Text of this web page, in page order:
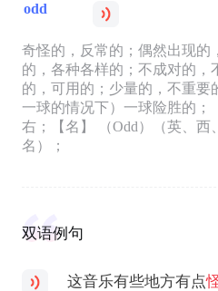
odd
奇怪的，反常的；偶然出现的
的，各种各样的；不成对的，
的，可用的；少量的，不重要
一球的情况下）一球险胜的；
右；【名】 （Odd）（英、西
名）；
双语例句
这音乐有些地方有点